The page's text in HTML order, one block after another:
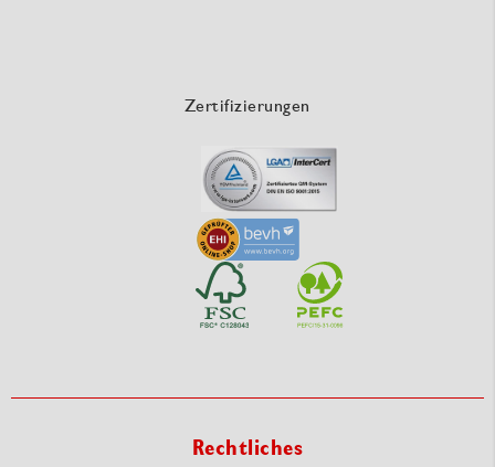
Zertifizierungen
Rechtliches